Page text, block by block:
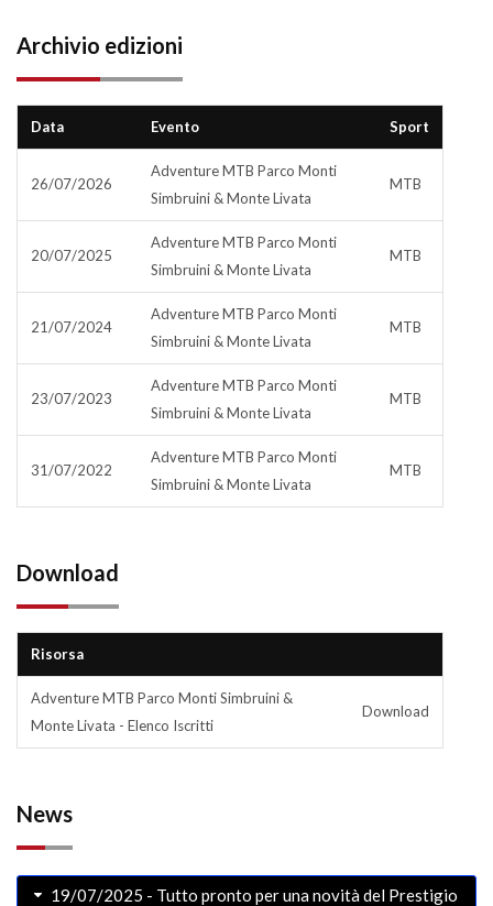
Archivio edizioni
Data Evento Sport
26/07/2026
Adventure MTB Parco Monti
Simbruini & Monte Livata
MTB
20/07/2025
Adventure MTB Parco Monti
Simbruini & Monte Livata
MTB
21/07/2024
Adventure MTB Parco Monti
Simbruini & Monte Livata
MTB
23/07/2023
Adventure MTB Parco Monti
Simbruini & Monte Livata
MTB
31/07/2022
Adventure MTB Parco Monti
Simbruini & Monte Livata
MTB
Download
Risorsa
Adventure MTB Parco Monti Simbruini &
Monte Livata - Elenco Iscritti
Download
News
19/07/2025 - Tutto pronto per una novità del Prestigio